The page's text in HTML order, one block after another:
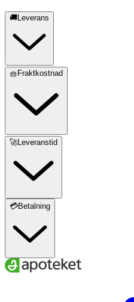
🚚Leverans
🧺Fraktkostnad
🚀Leveranstid
💳Betalning